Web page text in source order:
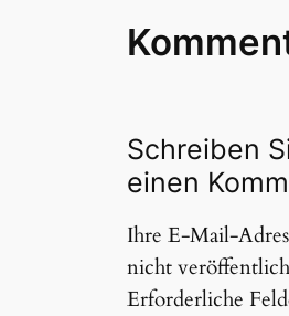
Schreiben
einen
Ihre E-Mail-
nicht
Erforderliche